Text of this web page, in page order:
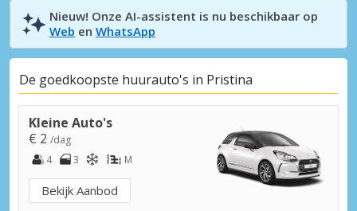
Nieuw! Onze AI-assistent is nu beschikbaar op
Web en WhatsApp
De goedkoopste huurauto's in Pristina
Kleine Auto's
€ 2 /dag
4
3 M
Bekijk Aanbod